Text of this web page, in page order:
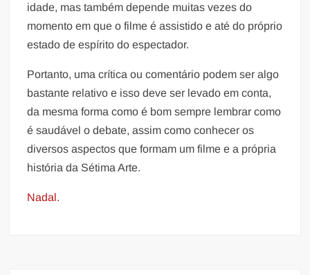
idade, mas também depende muitas vezes do
momento em que o filme é assistido e até do próprio
estado de espírito do espectador.
Portanto, uma crítica ou comentário podem ser algo
bastante relativo e isso deve ser levado em conta,
da mesma forma como é bom sempre lembrar como
é saudável o debate, assim como conhecer os
diversos aspectos que formam um filme e a própria
história da Sétima Arte.
Nadal.